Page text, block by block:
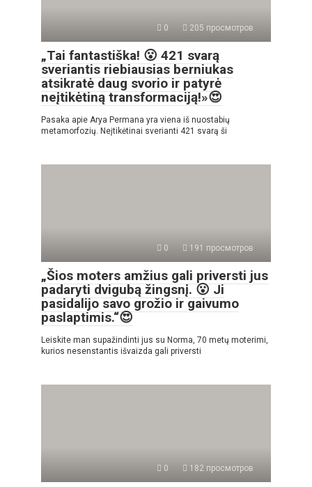
0 205 просмотров
„Tai fantastiška! 😮 421 svarą
sveriantis riebiausias berniukas
atsikratė daug svorio ir patyrė
neįtikėtiną transformaciją!»😍
Pasaka apie Arya Permana yra viena iš nuostabių
metamorfozių. Neįtikėtinai sverianti 421 svarą ši
0 191 просмотров
„Šios moters amžius gali priversti jus
padaryti dvigubą žingsnį. 😮 Ji
pasidalijo savo grožio ir gaivumo
paslaptimis.“😍
Leiskite man supažindinti jus su Norma, 70 metų moterimi,
kurios nesenstantis išvaizda gali priversti
0 182 просмотров